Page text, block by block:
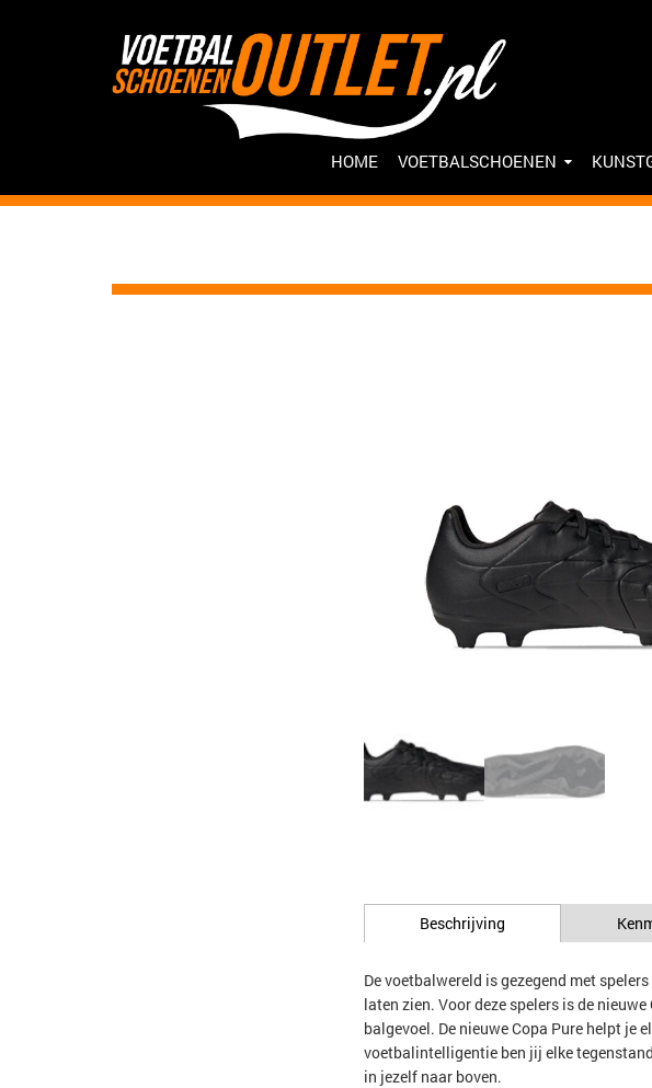
HOME VOETBALSCHOENEN
Beschrijving
De voetbalwereld is gezegend met
laten zien. Voor deze spelers is de
balgevoel. De nieuwe Copa Pure helpt je
voetbalintelligentie ben jij elke
in jezelf naar boven.